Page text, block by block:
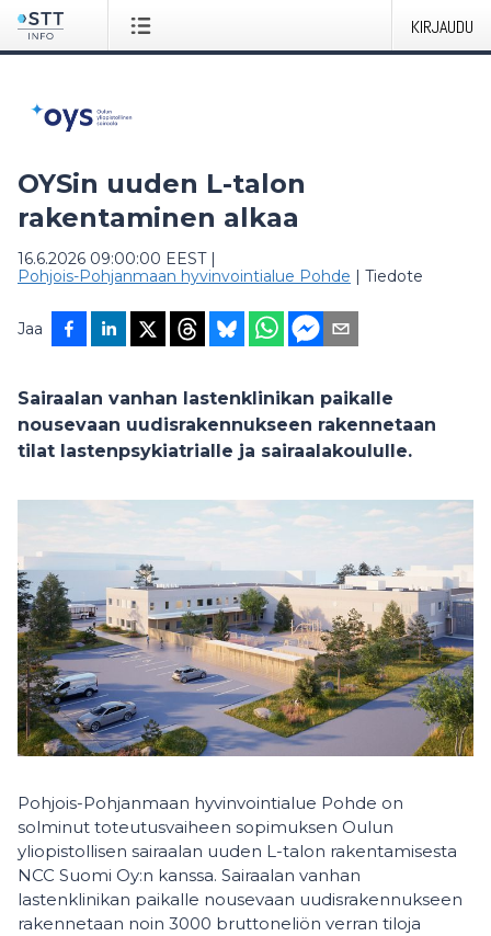
KIRJAUDU
OYSin uuden L-talon
rakentaminen alkaa
16.6.2026 09:00:00 EEST|
Pohjois-Pohjanmaan hyvinvointialue Pohde | Tiedote
Jaa
Sairaalan vanhan lastenklinikan paikalle
nousevaan uudisrakennukseen rakennetaan
tilat lastenpsykiatrialle ja sairaalakoululle.
Pohjois-Pohjanmaan hyvinvointialue Pohde on
solminut toteutusvaiheen sopimuksen Oulun
yliopistollisen sairaalan uuden L-talon rakentamisesta
NCC Suomi Oy:n kanssa. Sairaalan vanhan
lastenklinikan paikalle nousevaan uudisrakennukseen
rakennetaan noin 3000 bruttoneliön verran tiloja